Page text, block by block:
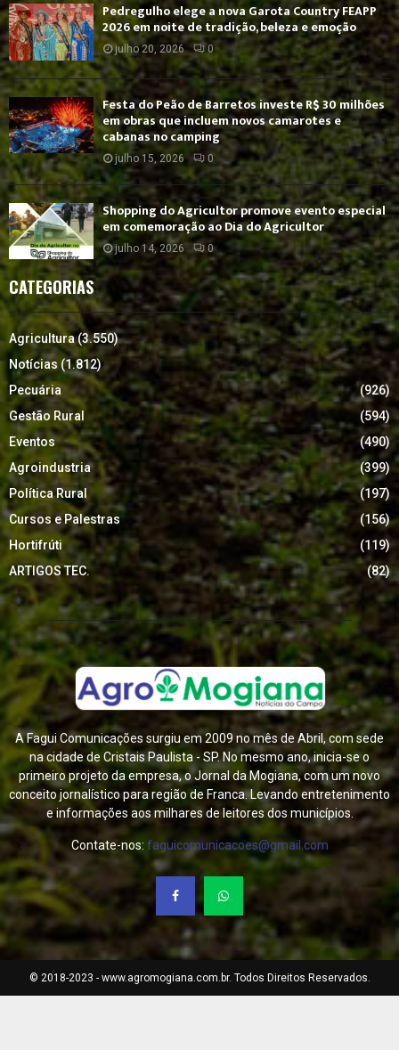
Pedregulho elege a nova Garota Country FEAPP
2026 em noite de tradição, beleza e emoção
julho 20, 2026 0
Festa do Peão de Barretos investe R$ 30 milhões
em obras que incluem novos camarotes e
cabanas no camping
julho 15, 2026 0
Shopping do Agricultor promove evento especial
em comemoração ao Dia do Agricultor
julho 14, 2026 0
CATEGORIAS
Agricultura(3.550)
Notícias (1.812)
Pecuária
(926)
Gestão Rural
(594)
Eventos
(490)
Agroindustria
(399)
Política Rural
(197)
Cursos e Palestras
(156)
Hortifrúti
(119)
ARTIGOS TEC.
(82)
A Fagui Comunicações surgiu em 2009 no mês de Abril, com sede
na cidade de Cristais Paulista - SP. No mesmo ano, inicia-se o
primeiro projeto da empresa, o Jornal da Mogiana, com um novo
conceito jornalístico para região de Franca. Levando entretenimento
e informações aos milhares de leitores dos municípios.
Contate-nos: faguicomunicacoes@gmail.com
© 2018-2023 - www.agromogiana.com.br. Todos Direitos Reservados.